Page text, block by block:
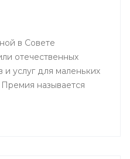
в Совете
отечественных
и услуг для маленьких
называется